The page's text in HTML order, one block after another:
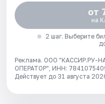
от
на
2 шаг. Выберите
Реклама. ООО
ОПЕРАТОР", ИНН:
Действует до 31 августа